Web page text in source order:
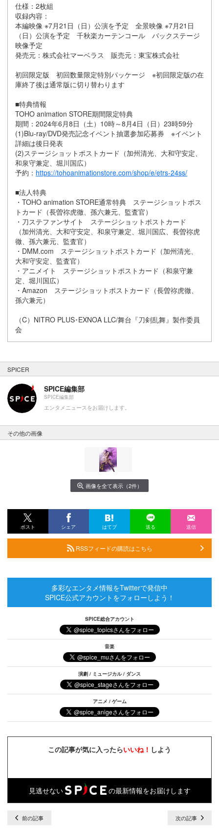
仕様：2枚組
収録内容：
本編映像 ※7月21日（日）公演を予定 全景映像 ※7月21日
（日）公演を予定 千秋楽カーテンコール バックステージ
映像予定
発売元：株式会社マーベラス 販売元：東宝株式会社
初回限定版 初回数量限定特別パッケージ ※初回限定版の在
庫終了後は通常版に切り替わります
■特典情報
TOHO animation STORE期間限定特典
期間：2024年6月8日（土）10時～8月4日（日）23時59分
(1)Blu-ray/DVD発売記念イベント抽選参加応募券 ※イベント
詳細は後日発表
(2)ステージショットポストカード（加州清光、大和守安定、
和泉守兼定、堀川国広）
予約： https://tohoanimationstore.com/shop/e/etrs-24ss/
■法人特典
・TOHO animation STORE通常特典 ステージショットポス
トカード（長曽祢虎徹、孫六兼元、監査官）
・刀ステファンサイト ステージショットポストカード
（加州清光、大和守安定、和泉守兼定、堀川国広、長曽祢虎
徹、孫六兼元、監査官）
・DMM.com ステージショットポストカード（加州清光、
大和守安定、監査官）
・アニメイト ステージショットポストカード（和泉守兼
定、堀川国広）
・Amazon ステージショットポストカード（長曽祢虎徹、
孫六兼元）
（C）NITRO PLUS･EXNOA LLC/舞台『刀剣乱舞』製作委員
会
SPICER
SPICE編集部
SPICE編集部
エンタメニュースをお届けします。
その他の画像
画像を全て表示（2件）
ポスト シェア はてブ 送る 送信
RSSフィードの購読はこちら
多彩なエンタメ情報をTwitterで発信中
SPICE公式アカウントをフォローしよう！
SPICE総合アカウント
音楽
演劇 / ミュージカル / ダンス
アニメ / ゲーム
この記事が気に入ったらいいね！ しよう
見逃せない の最新情報をお届けします
前の記事 次の記事